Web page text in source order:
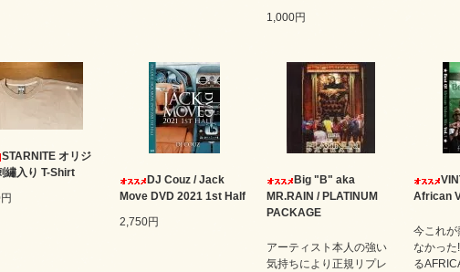
1,000円
STARNITE オリジ
繡入り T-Shirt
DJ Couz / Jack
Move DVD 2021 1st Half
2,750円
Big "B" aka
MR.RAIN / PLATINUM
PACKAGE
アーティスト本人の強い
気持ちにより正規リプレ
African
今これが
なかった
る